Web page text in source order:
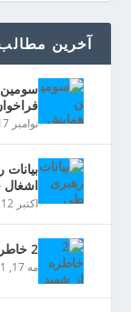
آخرین
نوامبر 17, 2025
اکتبر 12, 2023
2 خاطره از شهید مهدی زین الدین
مه 17, 2021